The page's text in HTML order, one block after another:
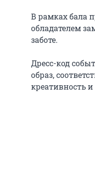
В рамках бала
обладателем
заботе.
Дресс-код
образ,
креативность и